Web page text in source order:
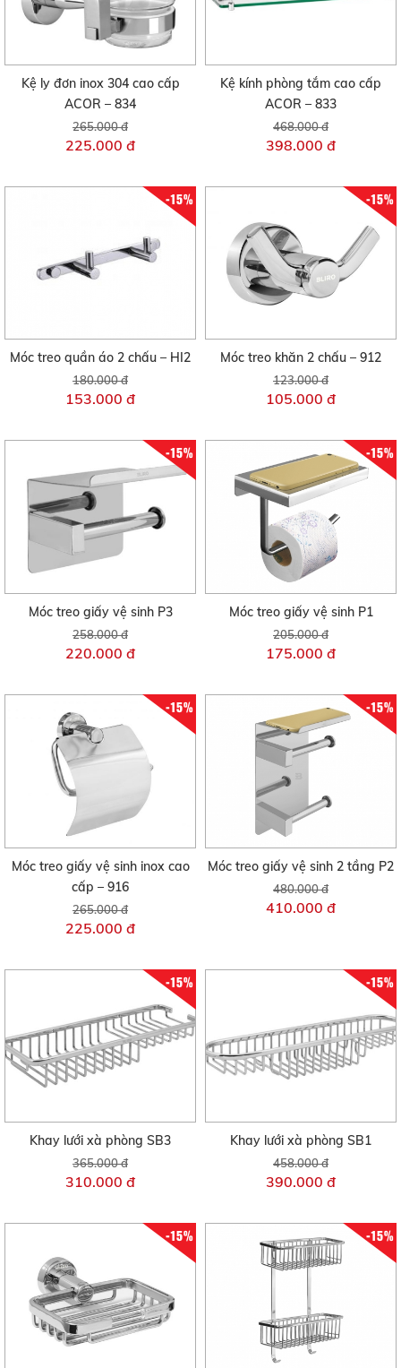
Kệ ly đơn inox 304 cao cấp
ACOR – 834
265.000 đ
225.000 đ
Kệ kính phòng tắm cao cấp
ACOR – 833
468.000 đ
398.000 đ
-15%
Móc treo quần áo 2 chấu – HI2
180.000 đ
153.000 đ
-15%
Móc treo khăn 2 chấu – 912
123.000 đ
105.000 đ
-15%
Móc treo giấy vệ sinh P3
258.000 đ
220.000 đ
-15%
Móc treo giấy vệ sinh P1
205.000 đ
175.000 đ
-15%
Móc treo giấy vệ sinh inox cao
cấp – 916
265.000 đ
225.000 đ
-15%
Móc treo giấy vệ sinh 2 tầng P2
480.000 đ
410.000 đ
-15%
Khay lưới xà phòng SB3
365.000 đ
310.000 đ
-15%
Khay lưới xà phòng SB1
458.000 đ
390.000 đ
-15% -15%